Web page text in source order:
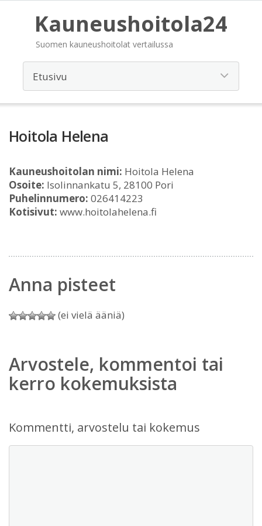
Kauneushoitola24
Suomen kauneushoitolat vertailussa
Hoitola Helena
Kauneushoitolan nimi: Hoitola Helena
Osoite: Isolinnankatu 5, 28100 Pori
Puhelinnumero: 026414223
Kotisivut: www.hoitolahelena.fi
Anna pisteet
(ei vielä ääniä)
Arvostele, kommentoi tai
kerro kokemuksista
Kommentti, arvostelu tai kokemus